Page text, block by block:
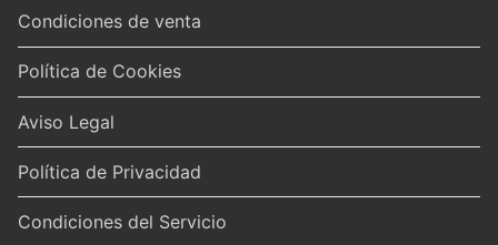
Condiciones de venta
Política de Cookies
Aviso Legal
Política de Privacidad
Condiciones del Servicio